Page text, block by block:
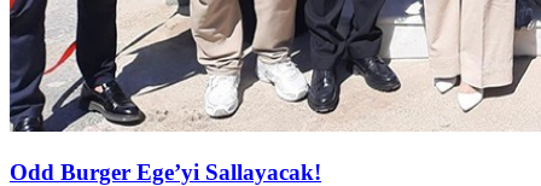
Odd Burger Ege’yi Sallayacak!